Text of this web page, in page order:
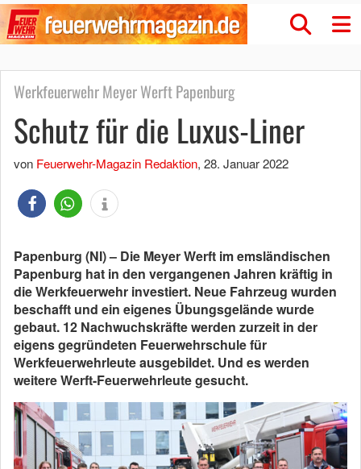
Werkfeuerwehr Meyer Werft Papenburg
Schutz für die Luxus-Liner
von Feuerwehr-Magazin Redaktion, 28. Januar 2022
Papenburg (NI) – Die Meyer Werft im emsländischen
Papenburg hat in den vergangenen Jahren kräftig in
die Werkfeuerwehr investiert. Neue Fahrzeug wurden
beschafft und ein eigenes Übungsgelände wurde
gebaut. 12 Nachwuchskräfte werden zurzeit in der
eigens gegründeten Feuerwehrschule für
Werkfeuerwehrleute ausgebildet. Und es werden
weitere Werft-Feuerwehrleute gesucht.